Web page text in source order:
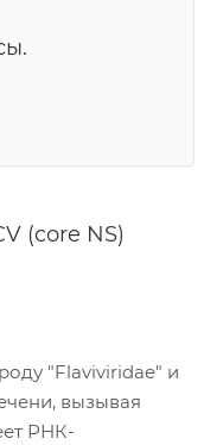
(core NS)
"Flaviviridae" и
вызывая
РНК-